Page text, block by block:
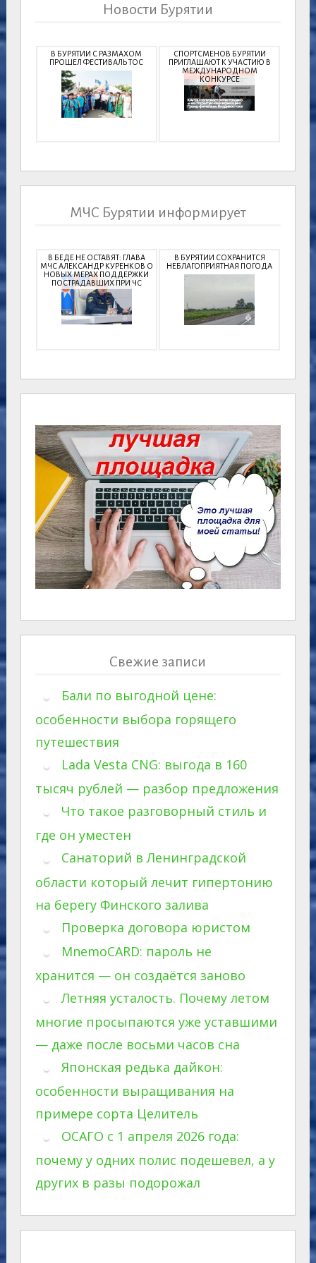
Новости Бурятии
В БУРЯТИИ С РАЗМАХОМ
ПРОШЕЛ ФЕСТИВАЛЬ ТОС
СПОРТСМЕНОВ БУРЯТИИ
ПРИГЛАШАЮТ К УЧАСТИЮ В
МЕЖДУНАРОДНОМ
КОНКУРСЕ
МЧС Бурятии информирует
В БЕДЕ НЕ ОСТАВЯТ: ГЛАВА
МЧС АЛЕКСАНДР КУРЕНКОВ О
НОВЫХ МЕРАХ ПОДДЕРЖКИ
ПОСТРАДАВШИХ ПРИ ЧС
В БУРЯТИИ СОХРАНИТСЯ
НЕБЛАГОПРИЯТНАЯ ПОГОДА
Свежие записи
Бали по выгодной цене:
особенности выбора горящего
путешествия
Lada Vesta CNG: выгода в 160
тысяч рублей — разбор предложения
Что такое разговорный стиль и
где он уместен
Санаторий в Ленинградской
области который лечит гипертонию
на берегу Финского залива
Проверка договора юристом
MnemoCARD: пароль не
хранится — он создаётся заново
Летняя усталость. Почему летом
многие просыпаются уже уставшими
— даже после восьми часов сна
Японская редька дайкон:
особенности выращивания на
примере сорта Целитель
ОСАГО с 1 апреля 2026 года:
почему у одних полис подешевел, а у
других в разы подорожал